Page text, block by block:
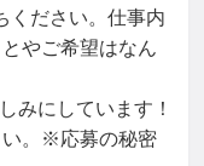
ください。仕事内
やご希望はなん
みにしています！
い。※応募の秘密